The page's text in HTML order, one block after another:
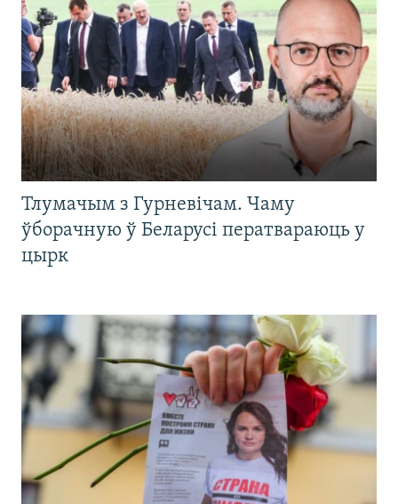
Тлумачым з Гурневічам. Чаму
ўборачную ў Беларусі ператвараюць у
цырк